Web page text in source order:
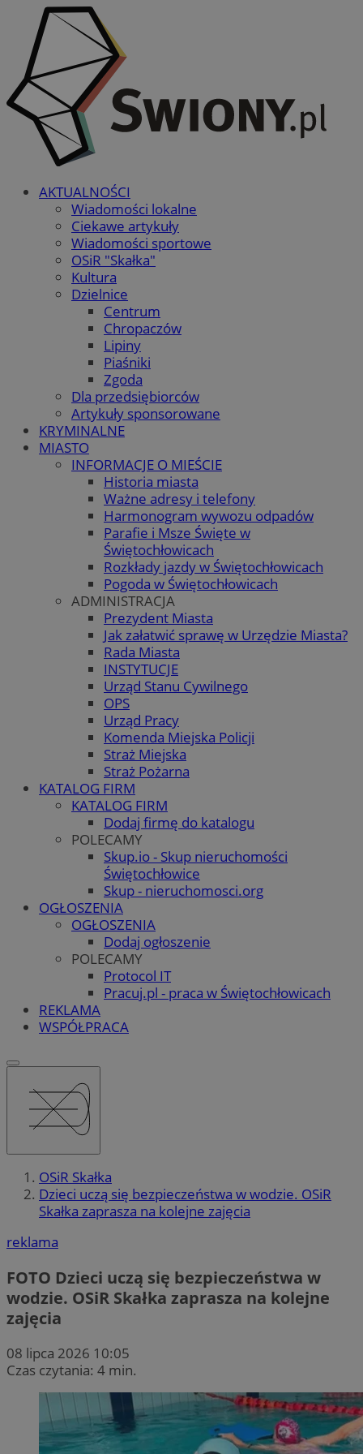
AKTUALNOŚCI
Wiadomości lokalne
Ciekawe artykuły
Wiadomości sportowe
OSiR "Skałka"
Kultura
Dzielnice
Centrum
Chropaczów
Lipiny
Piaśniki
Zgoda
Dla przedsiębiorców
Artykuły sponsorowane
KRYMINALNE
MIASTO
INFORMACJE O MIEŚCIE
Historia miasta
Ważne adresy i telefony
Harmonogram wywozu odpadów
Parafie i Msze Święte w
Świętochłowicach
Rozkłady jazdy w Świętochłowicach
Pogoda w Świętochłowicach
ADMINISTRACJA
Prezydent Miasta
Jak załatwić sprawę w Urzędzie Miasta?
Rada Miasta
INSTYTUCJE
Urząd Stanu Cywilnego
OPS
Urząd Pracy
Komenda Miejska Policji
Straż Miejska
Straż Pożarna
KATALOG FIRM
KATALOG FIRM
Dodaj firmę do katalogu
POLECAMY
Skup.io - Skup nieruchomości
Świętochłowice
Skup - nieruchomosci.org
OGŁOSZENIA
OGŁOSZENIA
Dodaj ogłoszenie
POLECAMY
Protocol IT
Pracuj.pl - praca w Świętochłowicach
REKLAMA
WSPÓŁPRACA
OSiR Skałka
Dzieci uczą się bezpieczeństwa w wodzie. OSiR
Skałka zaprasza na kolejne zajęcia
reklama
FOTO Dzieci uczą się bezpieczeństwa w
wodzie. OSiR Skałka zaprasza na kolejne
zajęcia
08 lipca 2026 10:05
Czas czytania: 4 min.